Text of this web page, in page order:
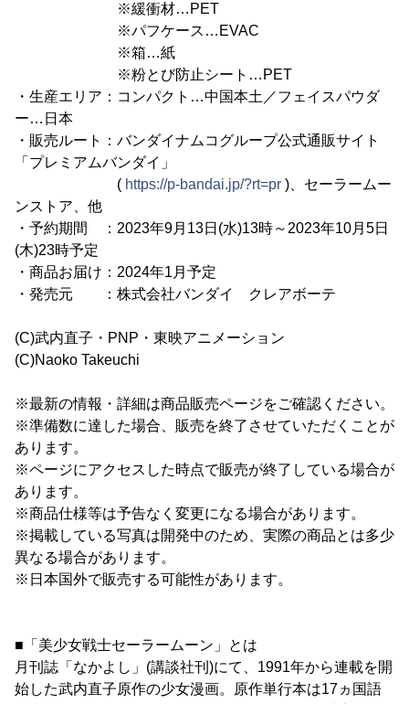
※緩衝材…PET
※パフケース…EVAC
※箱…紙
※粉とび防止シート…PET
・生産エリア：コンパクト…中国本土／フェイスパウダ
ー…日本
・販売ルート：バンダイナムコグループ公式通販サイト
「プレミアムバンダイ」
( https://p-bandai.jp/?rt=pr )、セーラームー
ンストア、他
・予約期間 ：2023年9月13日(水)13時～2023年10月5日
(木)23時予定
・商品お届け：2024年1月予定
・発売元 ：株式会社バンダイ クレアボーテ
(C)武内直子・PNP・東映アニメーション
(C)Naoko Takeuchi
※最新の情報・詳細は商品販売ページをご確認ください。
※準備数に達した場合、販売を終了させていただくことが
あります。
※ページにアクセスした時点で販売が終了している場合が
あります。
※商品仕様等は予告なく変更になる場合があります。
※掲載している写真は開発中のため、実際の商品とは多少
異なる場合があります。
※日本国外で販売する可能性があります。
■「美少女戦士セーラームーン」とは
月刊誌「なかよし」(講談社刊)にて、1991年から連載を開
始した武内直子原作の少女漫画。原作単行本は17ヵ国語